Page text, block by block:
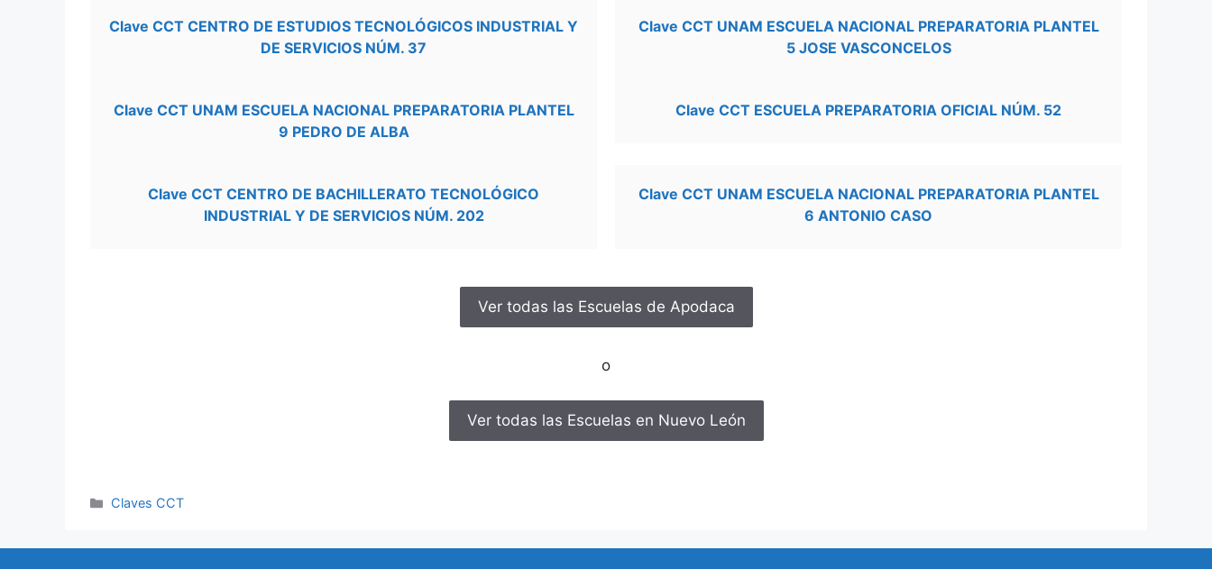
Clave CCT CENTRO DE ESTUDIOS TECNOLÓGICOS INDUSTRIAL Y
DE SERVICIOS NÚM. 37
Clave CCT UNAM ESCUELA NACIONAL PREPARATORIA PLANTEL
5 JOSE VASCONCELOS
Clave CCT UNAM ESCUELA NACIONAL PREPARATORIA PLANTEL
9 PEDRO DE ALBA
Clave CCT ESCUELA PREPARATORIA OFICIAL NÚM. 52
Clave CCT CENTRO DE BACHILLERATO TECNOLÓGICO
INDUSTRIAL Y DE SERVICIOS NÚM. 202
Clave CCT UNAM ESCUELA NACIONAL PREPARATORIA PLANTEL
6 ANTONIO CASO
Ver todas las Escuelas de Apodaca
o
Ver todas las Escuelas en Nuevo León
Categorías
Claves CCT